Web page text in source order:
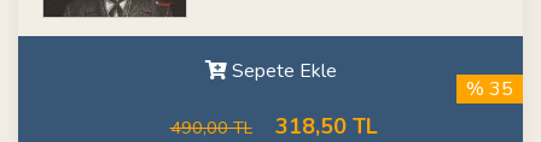
Sepete Ekle
490,00 TL 318,50 TL
% 35